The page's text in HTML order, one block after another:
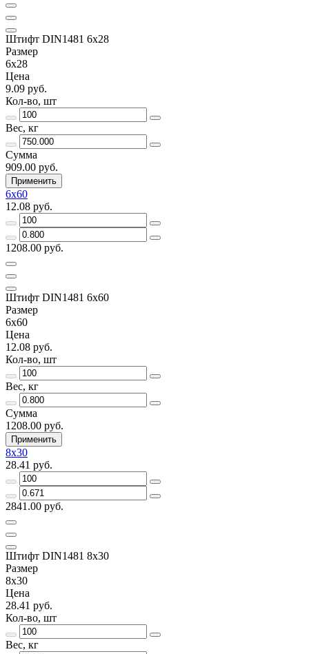
Штифт DIN1481 6х28
Размер
6х28
Цена
9.09 руб.
Кол-во, шт
Вес, кг
Сумма
909.00 руб.
Применить
6х60
12.08 руб.
1208.00 руб.
Штифт DIN1481 6х60
Размер
6х60
Цена
12.08 руб.
Кол-во, шт
Вес, кг
Сумма
1208.00 руб.
Применить
8х30
28.41 руб.
2841.00 руб.
Штифт DIN1481 8х30
Размер
8х30
Цена
28.41 руб.
Кол-во, шт
Вес, кг